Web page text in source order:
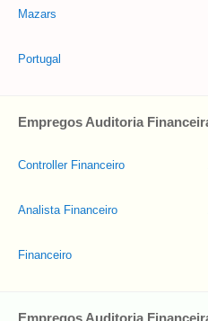
Mazars
Portugal
Empregos Auditoria
Controller Financeiro
Analista Financeiro
Financeiro
Empregos Auditoria